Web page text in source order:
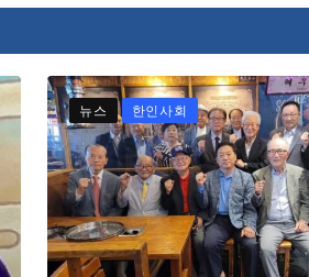
뉴스 한인사회